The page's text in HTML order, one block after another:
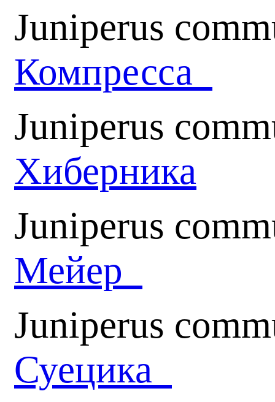
Juniperus
Компресса
Juniperus
Хиберника
Juniperus
Мейер
Juniperus
Суецика